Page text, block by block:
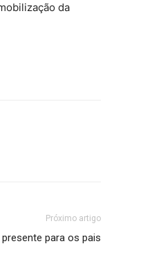
da
Próximo artigo
para os pais